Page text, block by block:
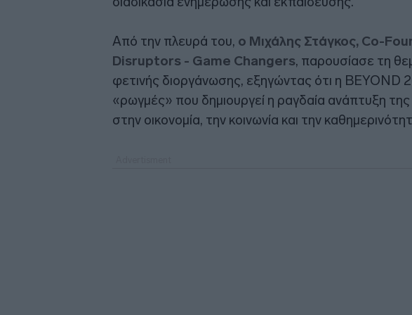
Από την πλευρά του, ο Μιχάλης Στάγκος, Co-
Disruptors - Game Changers, παρουσίασε τη
φετινής διοργάνωσης, εξηγώντας ότι η BEYOND
«ρωγμές» που δημιουργεί η ραγδαία ανάπτυξη
στην οικονομία, την κοινωνία και την